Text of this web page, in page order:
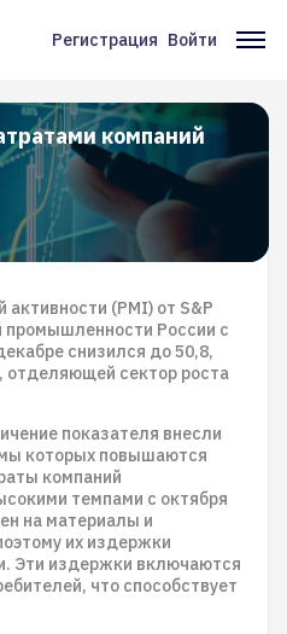
Меню
учётной
записи
пользователя
Регистрация Войти
компаний
(PMI) от S&P
России с
снизился до 50,8,
отделяющей сектор роста
показателя внесли
которых повышаются
компаний
темпами с октября
на материалы и
их издержки
Эти издержки включаются
что способствует